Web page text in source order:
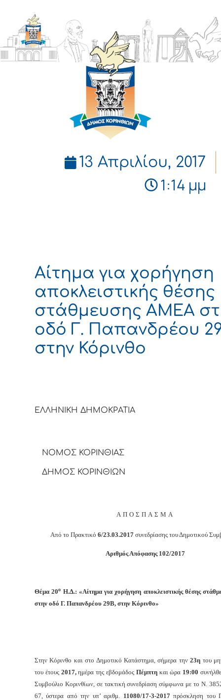
ΔΗΜΟΣ
ΚΟΡΙΝΘΙΩΝ
13 Απριλίου, 2017
1:14 μμ
Αίτημα για χορήγηση
αποκλειστικής θέσης
στάθμευσης ΑΜΕΑ
οδό Γ. Παπανδρέου
στην Κόρινθο
ΕΛΛΗΝΙΚΗ ΔΗΜΟΚΡΑΤΙΑ
ΝΟΜΟΣ ΚΟΡΙΝΘΙΑΣ
ΔΗΜΟΣ ΚΟΡΙΝΘΙΩΝ
ΑΠΟΣΠΑΣΜΑ
Από το Πρακτικό 6/23.03.2017συνεδρίασης του Δημοτικού
Αριθμός Απόφασης 102/2017
Θέμα 20o Η.Δ.: «Αίτημα για χορήγηση αποκλειστικής θέσης
στην οδό Γ. Παπανδρέου 29Β, στην Κόρινθο»
Στην Κόρινθο και στο Δημοτικό Κατάστημα, σήμερα την23η του
του έτους 2017,ημέρα της εβδομάδος Πέμπτηκαι ώρα 19:00
Συμβούλιο Κορινθίων, σε τακτική συνεδρίαση σύμφωνα με το Ν.
67, ύστερα από την υπ’ αριθμ. 11080/17-3-2017πρόσκληση του